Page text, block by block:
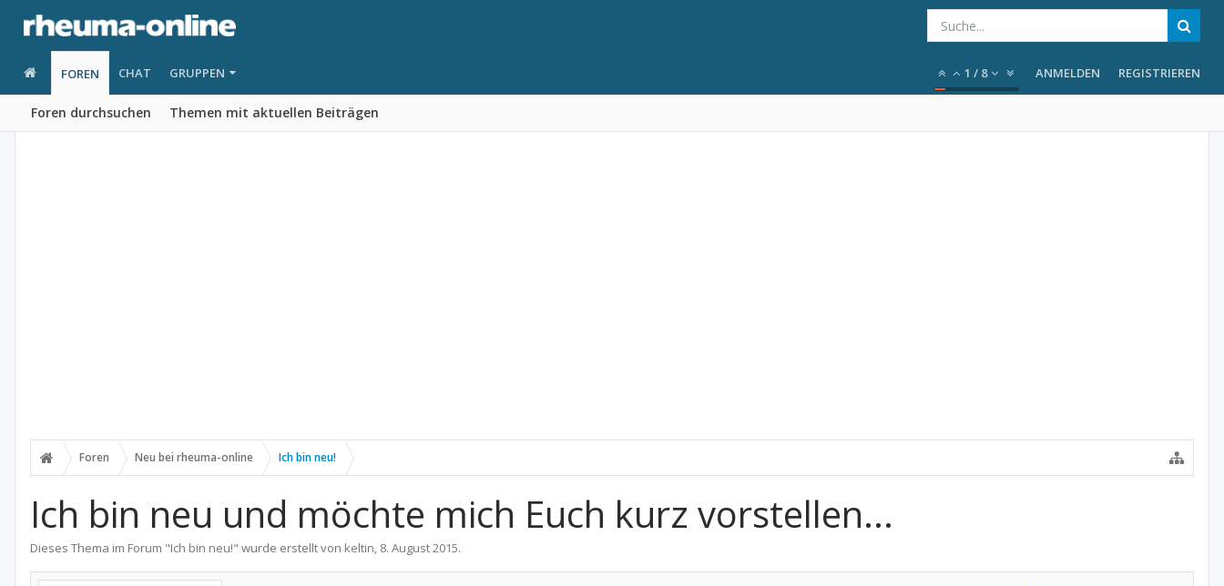
FOREN
Foren durchsuchen Themen mit aktuellen Beiträgen
CHAT GRUPPEN 1 / 8 ANMELDEN REGISTRIEREN
Foren Neu bei rheuma-online Ich bin neu!
Ich bin neu und möchte mich Euch kurz vorstellen...
Dieses Thema im Forum "Ich bin neu!" wurde erstellt von keltin, 8. August 2015.